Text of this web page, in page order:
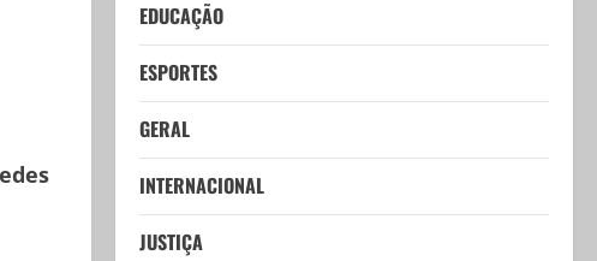
EDUCAÇÃO
ESPORTES
GERAL
INTERNACIONAL
JUSTIÇA